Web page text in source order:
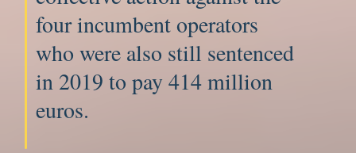
four incumbent operators
who were also still sentenced
in 2019 to pay 414 million
euros.